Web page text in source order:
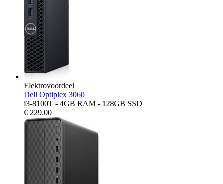
Elektrovoordeel
Dell Optiplex 3060
i3-8100T - 4GB RAM - 128GB SSD
€ 229.00